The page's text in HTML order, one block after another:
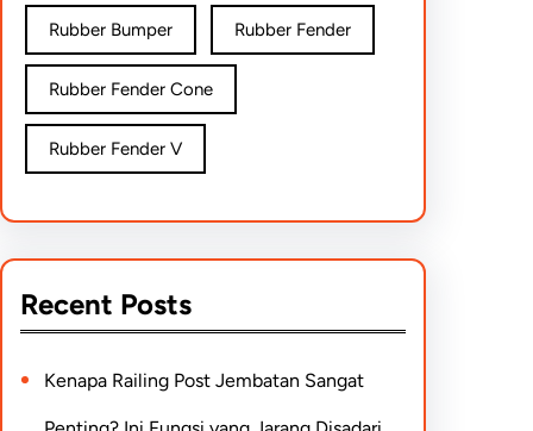
Rubber Bumper Rubber Fender
Rubber Fender Cone
Rubber Fender V
Recent Posts
Kenapa Railing Post Jembatan Sangat